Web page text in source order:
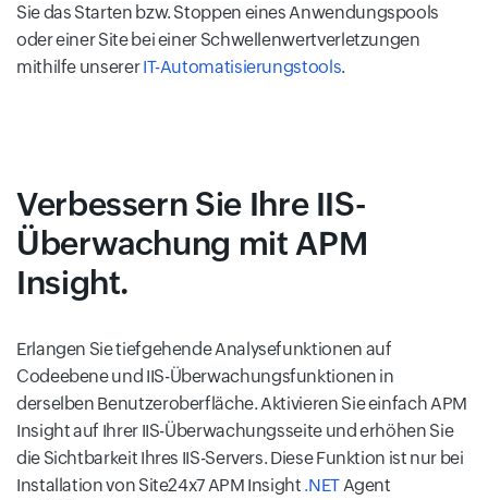
Sie das Starten bzw. Stoppen eines Anwendungspools
oder einer Site bei einer Schwellenwertverletzungen
mithilfe unsererIT-Automatisierungstools.
Verbessern Sie Ihre IIS-
Überwachung mit APM
Insight.
Erlangen Sie tiefgehende Analysefunktionen auf
Codeebene und IIS-Überwachungsfunktionen in
derselben Benutzeroberfläche. Aktivieren Sie einfach APM
Insight auf Ihrer IIS-Überwachungsseite und erhöhen Sie
die Sichtbarkeit Ihres IIS-Servers. Diese Funktion ist nur bei
Installation von Site24x7 APM Insight .NETAgent